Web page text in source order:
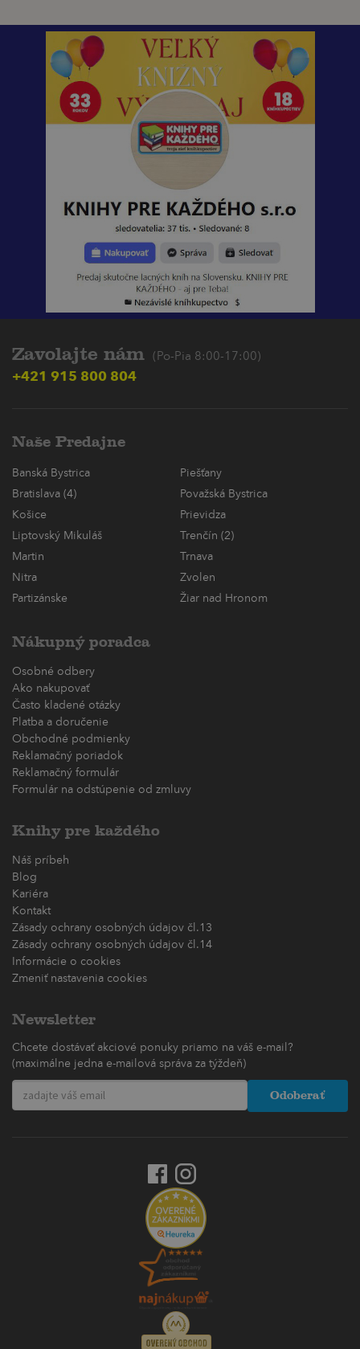
Zavolajte nám (Po-Pia 8:00-17:00)
+421 915 800 804
Naše Predajne
Banská Bystrica
Piešťany
Bratislava (4)
Považská Bystrica
Košice
Prievidza
Liptovský Mikuláš
Trenčín (2)
Martin
Trnava
Nitra
Zvolen
Partizánske
Žiar nad Hronom
Nákupný poradca
Osobné odbery
Ako nakupovať
Často kladené otázky
Platba a doručenie
Obchodné podmienky
Reklamačný poriadok
Reklamačný formulár
Formulár na odstúpenie od zmluvy
Knihy pre každého
Náš príbeh
Blog
Kariéra
Kontakt
Zásady ochrany osobných údajov čl.13
Zásady ochrany osobných údajov čl.14
Informácie o cookies
Zmeniť nastavenia cookies
Newsletter
Chcete dostávať akciové ponuky priamo na váš e-mail?
(maximálne jedna e-mailová správa za týždeň)
Odoberať